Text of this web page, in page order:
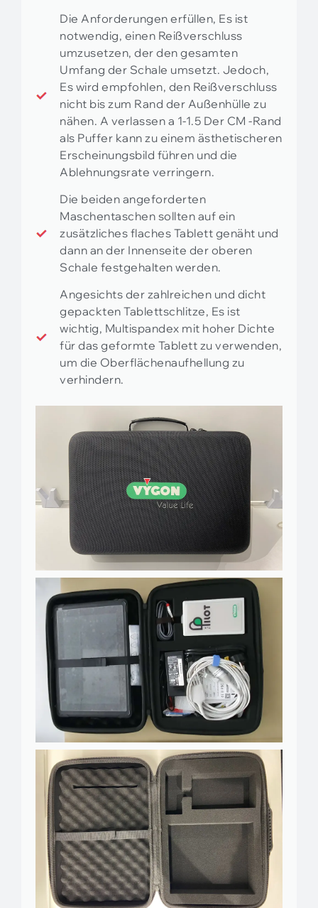
Die Anforderungen erfüllen, Es ist
notwendig, einen Reißverschluss
umzusetzen, der den gesamten
Umfang der Schale umsetzt. Jedoch,
Es wird empfohlen, den Reißverschluss
nicht bis zum Rand der Außenhülle zu
nähen. A verlassen a 1-1.5 Der CM -Rand
als Puffer kann zu einem ästhetischeren
Erscheinungsbild führen und die
Ablehnungsrate verringern.
Die beiden angeforderten
Maschentaschen sollten auf ein
zusätzliches flaches Tablett genäht und
dann an der Innenseite der oberen
Schale festgehalten werden.
Angesichts der zahlreichen und dicht
gepackten Tablettschlitze, Es ist
wichtig, Multispandex mit hoher Dichte
für das geformte Tablett zu verwenden,
um die Oberflächenaufhellung zu
verhindern.